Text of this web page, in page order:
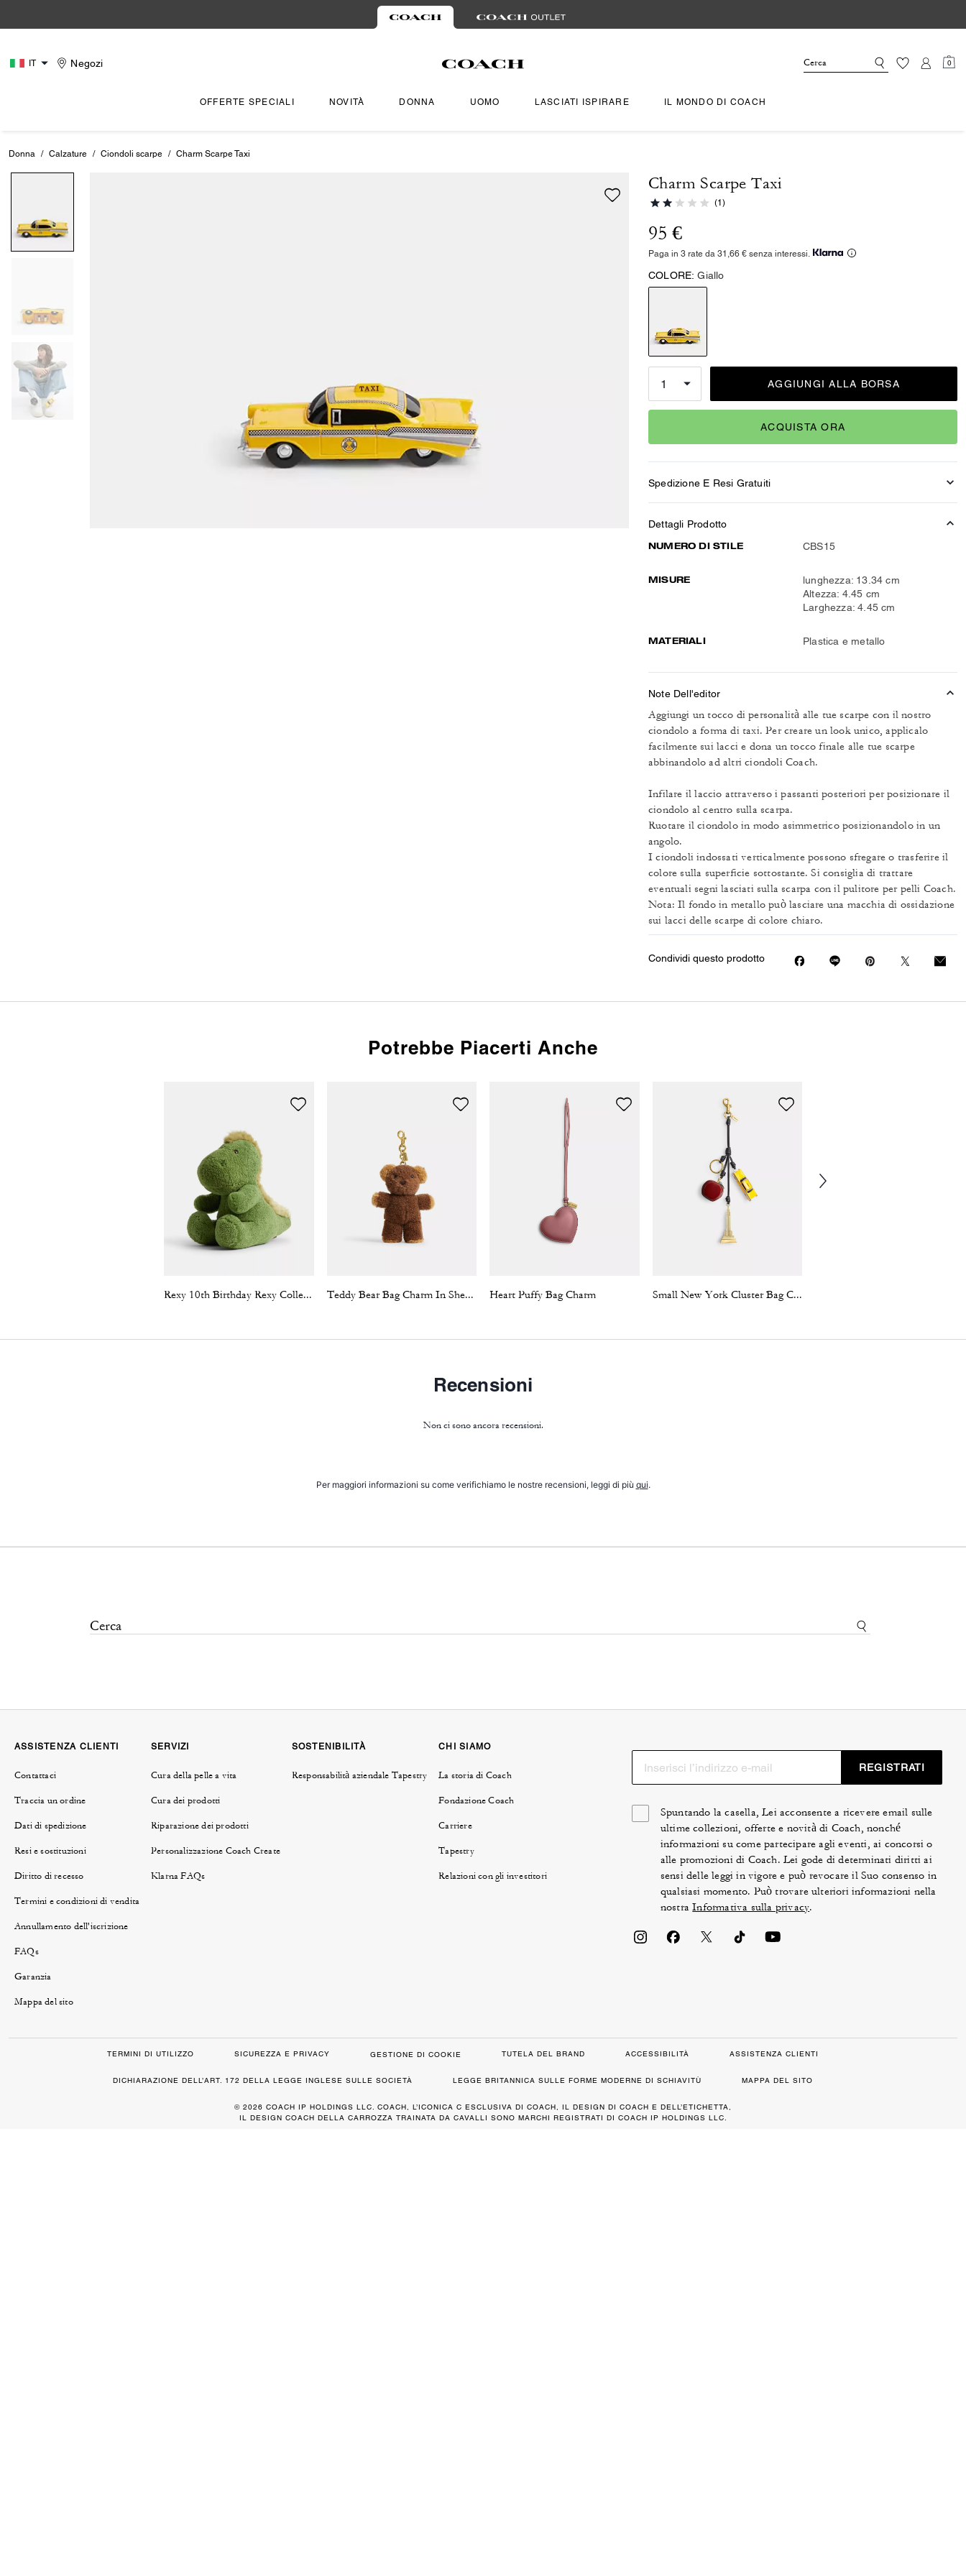
IT Negozi 0
OFFERTE SPECIALI NOVITÀ DONNA UOMO LASCIATI ISPIRARE IL MONDO DI COACH
Donna / Calzature / Ciondoli scarpe / Charm Scarpe Taxi
Charm Scarpe Taxi
(1)
95 €
Paga in 3 rate da 31,66 € senza interessi.
COLORE: Giallo
AGGIUNGI ALLA BORSA
ACQUISTA ORA
Spedizione E Resi Gratuiti
Dettagli Prodotto
NUMERO DI STILE
CBS15
MISURE
lunghezza: 13.34 cm
Altezza: 4.45 cm
Larghezza: 4.45 cm
MATERIALI Plastica e metallo
Note Dell'editor
Aggiungi un tocco di personalità alle tue scarpe con il nostro
ciondolo a forma di taxi. Per creare un look unico, applicalo
facilmente sui lacci e dona un tocco finale alle tue scarpe
abbinandolo ad altri ciondoli Coach.
Infilare il laccio attraverso i passanti posteriori per posizionare il
ciondolo al centro sulla scarpa.
Ruotare il ciondolo in modo asimmetrico posizionandolo in un
angolo.
I ciondoli indossati verticalmente possono sfregare o trasferire il
colore sulla superficie sottostante. Si consiglia di trattare
eventuali segni lasciati sulla scarpa con il pulitore per pelli Coach.
Nota: Il fondo in metallo può lasciare una macchia di ossidazione
sui lacci delle scarpe di colore chiaro.
Condividi questo prodotto
Potrebbe Piacerti Anche
Rexy 10th Birthday Rexy Collectible In Shearling Teddy Bear Bag Charm In Shearling Heart Puffy Bag Charm Small New York Cluster Bag Charm
Recensioni
Non ci sono ancora recensioni.
Per maggiori informazioni su come verifichiamo le nostre recensioni, leggi di più qui.
ASSISTENZA CLIENTI
Contattaci
Traccia un ordine
Dati di spedizione
Resi e sostituzioni
Diritto di recesso
Termini e condizioni di vendita
Annullamento dell'iscrizione
FAQs
Garanzia
Mappa del sito
SERVIZI
Cura della pelle a vita
Cura dei prodotti
Riparazione dei prodotti
Personalizzazione Coach Create
Klarna FAQs
SOSTENIBILITÀ
Responsabilità aziendale Tapestry
CHI SIAMO
La storia di Coach
Fondazione Coach
Carriere
Tapestry
Relazioni con gli investitori
REGISTRATI
Spuntando la casella, Lei acconsente a ricevere email sulle
ultime collezioni, offerte e novità di Coach, nonché
informazioni su come partecipare agli eventi, ai concorsi o
alle promozioni di Coach. Lei gode di determinati diritti ai
sensi delle leggi in vigore e può revocare il Suo consenso in
qualsiasi momento. Può trovare ulteriori informazioni nella
nostraInformativa sulla privacy.
TERMINI DI UTILIZZO SICUREZZA E PRIVACY GESTIONE DI COOKIE TUTELA DEL BRAND ACCESSIBILITÀ ASSISTENZA CLIENTI
DICHIARAZIONE DELL’ART. 172 DELLA LEGGE INGLESE SULLE SOCIETÀ LEGGE BRITANNICA SULLE FORME MODERNE DI SCHIAVITÙ MAPPA DEL SITO
© 2026 COACH IP HOLDINGS LLC. COACH, L’ICONICA C ESCLUSIVA DI COACH, IL DESIGN DI COACH E DELL’ETICHETTA,
IL DESIGN COACH DELLA CARROZZA TRAINATA DA CAVALLI SONO MARCHI REGISTRATI DI COACH IP HOLDINGS LLC.